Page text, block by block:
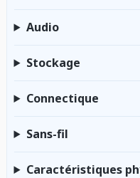
Audio
Stockage
Connectique
Sans-fil
Caractéristiques